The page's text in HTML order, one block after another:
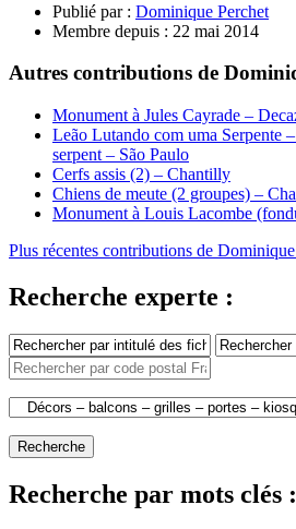
Publié par : Dominique Perchet
Membre depuis : 22 mai 2014
Autres contributions de
Monument à Jules Cayrade –
Leão Lutando com uma Serpente
serpent – São Paulo
Cerfs assis (2) – Chantilly
Chiens de meute (2 groupes) –
Monument à Louis Lacombe
Plus récentes contributions de
Recherche experte :
Recherche par mots clés :